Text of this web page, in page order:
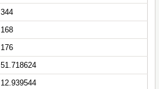
344
168
176
51.718624
12.939544